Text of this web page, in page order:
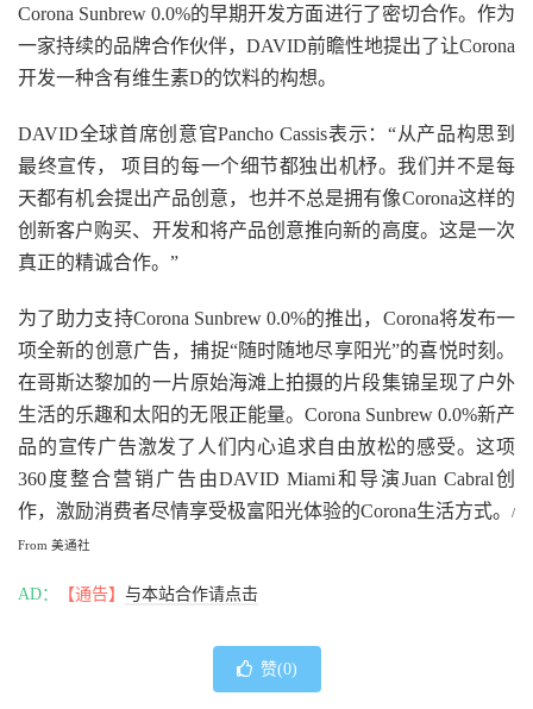
Corona Sunbrew 0.0%的早期开发方面进行了密切合作。作为
一家持续的品牌合作伙伴，DAVID前瞻性地提出了让Corona
开发一种含有维生素D的饮料的构想。
DAVID全球首席创意官Pancho Cassis表示：“从产品构思到
最终宣传， 项目的每一个细节都独出机杼。我们并不是每
天都有机会提出产品创意，也并不总是拥有像Corona这样的
创新客户购买、开发和将产品创意推向新的高度。这是一次
真正的精诚合作。”
为了助力支持Corona Sunbrew 0.0%的推出，Corona将发布一
项全新的创意广告，捕捉“随时随地尽享阳光”的喜悦时刻。
在哥斯达黎加的一片原始海滩上拍摄的片段集锦呈现了户外
生活的乐趣和太阳的无限正能量。Corona Sunbrew 0.0%新产
品的宣传广告激发了人们内心追求自由放松的感受。这项
360度整合营销广告由DAVID Miami和导演Juan Cabral创
作，激励消费者尽情享受极富阳光体验的Corona生活方式。
/
From 美通社
AD： 【通告】 与本站合作请点击
赞(0)